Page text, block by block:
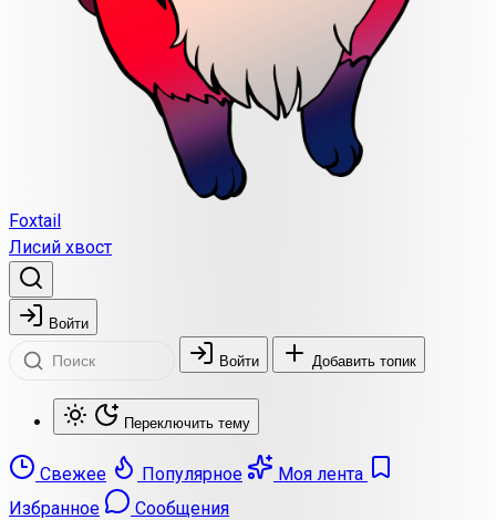
Foxtail
Лисий хвост
Войти
Войти Добавить топик
Переключить тему
Свежее Популярное
Моя лента
Избранное
Сообщения